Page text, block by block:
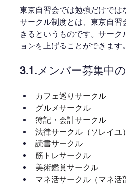
東京自習会では勉強だけでは
サークル制度とは、東京自習
きるというものです。サー
ョンを上げることができます。
3.1.メンバー募集中
カフェ巡りサークル
グルメサークル
簿記・会計サークル
法律サークル（ソレイユ）
読書サークル
筋トレサークル
美術鑑賞サークル
マネ活サークル（マネ活